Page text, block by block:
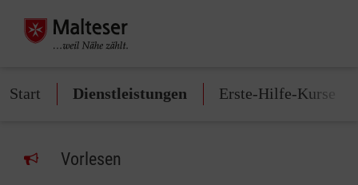
Start Dienstleistungen Erste-Hilfe-Kurse
Vorlesen